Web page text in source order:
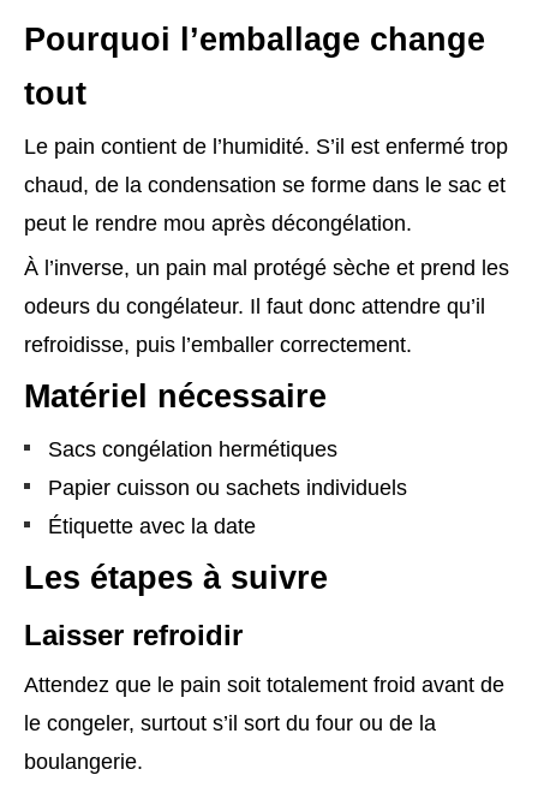
Pourquoi l’emballage change
tout
Le pain contient de l’humidité. S’il est enfermé trop
chaud, de la condensation se forme dans le sac et
peut le rendre mou après décongélation.
À l’inverse, un pain mal protégé sèche et prend les
odeurs du congélateur. Il faut donc attendre qu’il
refroidisse, puis l’emballer correctement.
Matériel nécessaire
Sacs congélation hermétiques
Papier cuisson ou sachets individuels
Étiquette avec la date
Les étapes à suivre
Laisser refroidir
Attendez que le pain soit totalement froid avant de
le congeler, surtout s’il sort du four ou de la
boulangerie.